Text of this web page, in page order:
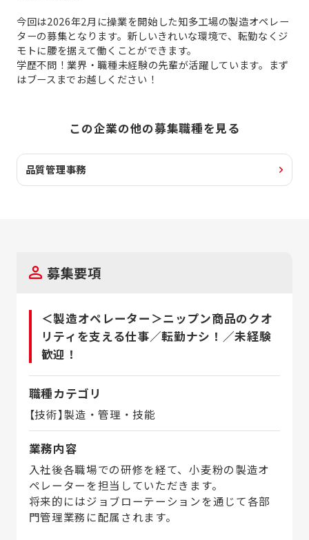
今回は2026年2月に操業を開始した知多工場の製造オペレー
ターの募集となります。新しいきれいな環境で、転勤なくジ
モトに腰を据えて働くことができます。
学歴不問！業界・職種未経験の先輩が活躍しています。まず
はブースまでお越しください！
この企業の他の募集職種を見る
品質管理事務
募集要項
＜製造オペレーター＞ニップン商品のクオ
リティを支える仕事／転勤ナシ！／未経験
歓迎！
職種カテゴリ
【技術】製造・管理・技能
業務内容
入社後各職場での研修を経て、小麦粉の製造オ
ペレーターを担当していただきます。
将来的にはジョブローテーションを通じて各部
門管理業務に配属されます。